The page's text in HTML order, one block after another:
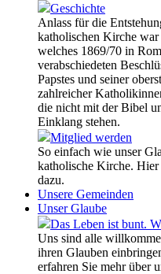
Geschichte
Anlass für die
katholischen Kirche
welches 1869/70 in
verabschiedeten
Papstes und seiner
zahlreicher
die nicht mit der Bibel
Einklang stehen.
Mitglied werden
So einfach wie unser
katholische Kirche.
dazu.
Unsere Gemeinden
Unser Glaube
Das Leben ist bunt.
Uns sind alle
ihren Glauben
erfahren Sie mehr über